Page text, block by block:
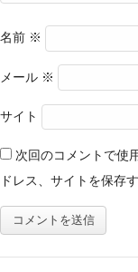
名前 ※
メール ※
サイト
次回のコメントで使
ドレス、サイトを保存す